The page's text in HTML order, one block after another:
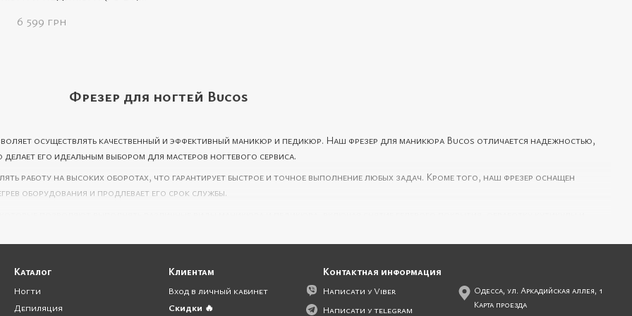
Фрезер для ногтей Bucos
осуществлять качественный и эффективный маникюр и педикюр. Наш фрезер для маникюра Bucos отличается надежностью,
его идеальным выбором для мастеров ногтевого сервиса.
работу на высоких оборотах, что гарантирует быстрое и точное выполнение любых задач. Кроме того, наш фрезер оснащен
оборудования и продлевает его срок службы.
оборудования.
эффективным инструментом работы. Купите Фрезер Bucos и наслаждайтесь качественным маникюром и педикюром!
6 599 грн
Каталог
Ногти
Депиляция
Клиентам
Вход в личный кабинет
Скидки 🔥
Контактная информация
Написати у Viber
Написати у telegram
Одесса, ул. Аркадийская аллея, 1
Карта проезда